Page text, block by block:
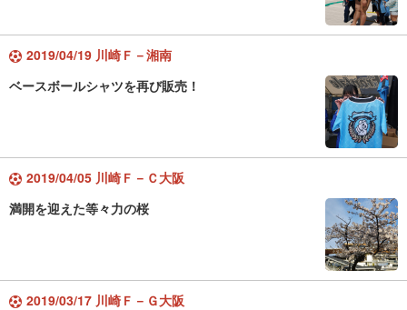
2019/04/19 川崎Ｆ－湘南
ベースボールシャツを再び販売！
2019/04/05 川崎Ｆ－Ｃ大阪
満開を迎えた等々力の桜
2019/03/17 川崎Ｆ－Ｇ大阪